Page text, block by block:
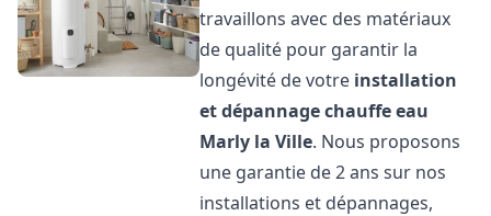
travaillons avec des matériaux
de qualité pour garantir la
longévité de votre installation
et dépannage chauffe eau
Marly la Ville. Nous proposons
une garantie de 2 ans sur nos
installations et dépannages,